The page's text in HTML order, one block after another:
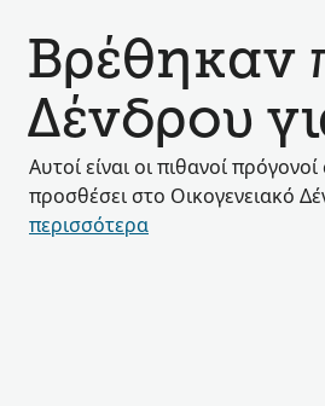
Βρέθηκαν
Δένδρου
Αυτοί είναι οι πιθανοί
προσθέσει στο Οικογενειακό
περισσότερα